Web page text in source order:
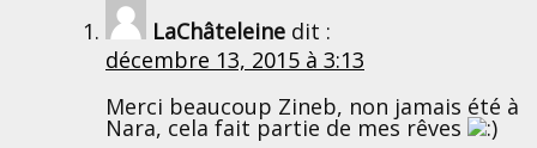
LaChâteleine dit :
décembre 13, 2015 à 3:13
Merci beaucoup Zineb, non jamais été à
Nara, cela fait partie de mes rêves